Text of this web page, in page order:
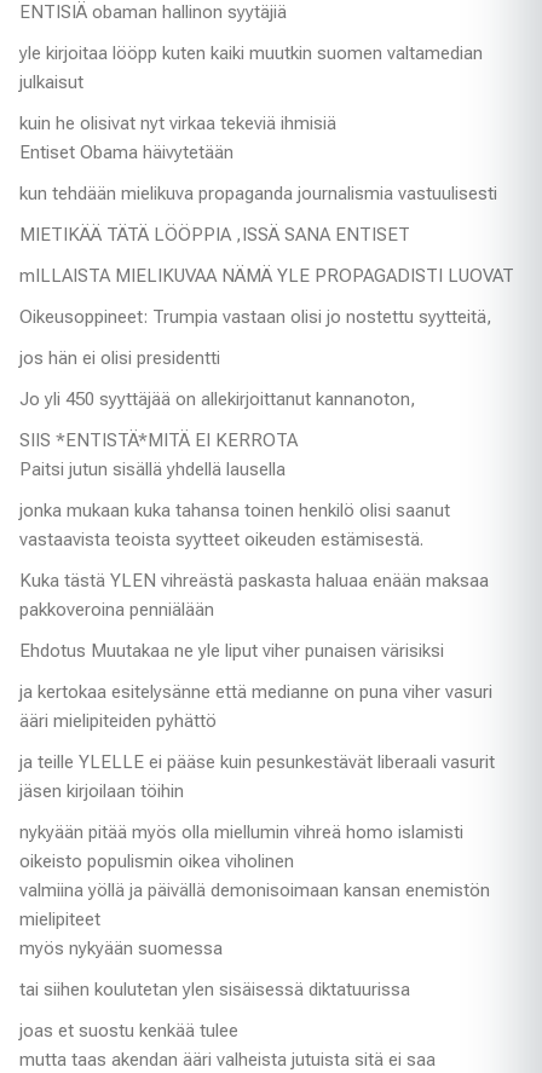
ENTISIÄ obaman hallinon syytäjiä
yle kirjoitaa lööpp kuten kaiki muutkin suomen valtamedian
julkaisut
kuin he olisivat nyt virkaa tekeviä ihmisiä
Entiset Obama häivytetään
kun tehdään mielikuva propaganda journalismia vastuulisesti
MIETIKÄÄ TÄTÄ LÖÖPPIA ,ISSÄ SANA ENTISET
mILLAISTA MIELIKUVAA NÄMÄ YLE PROPAGADISTI LUOVAT
Oikeusoppineet: Trumpia vastaan olisi jo nostettu syytteitä,
jos hän ei olisi presidentti
Jo yli 450 syyttäjää on allekirjoittanut kannanoton,
SIIS *ENTISTÄ*MITÄ EI KERROTA
Paitsi jutun sisällä yhdellä lausella
jonka mukaan kuka tahansa toinen henkilö olisi saanut
vastaavista teoista syytteet oikeuden estämisestä.
Kuka tästä YLEN vihreästä paskasta haluaa enään maksaa
pakkoveroina penniälään
Ehdotus Muutakaa ne yle liput viher punaisen värisiksi
ja kertokaa esitelysänne että medianne on puna viher vasuri
ääri mielipiteiden pyhättö
ja teille YLELLE ei pääse kuin pesunkestävät liberaali vasurit
jäsen kirjoilaan töihin
nykyään pitää myös olla miellumin vihreä homo islamisti
oikeisto populismin oikea viholinen
valmiina yöllä ja päivällä demonisoimaan kansan enemistön
mielipiteet
myös nykyään suomessa
tai siihen koulutetan ylen sisäisessä diktatuurissa
joas et suostu kenkää tulee
mutta taas akendan ääri valheista jutuista sitä ei saa